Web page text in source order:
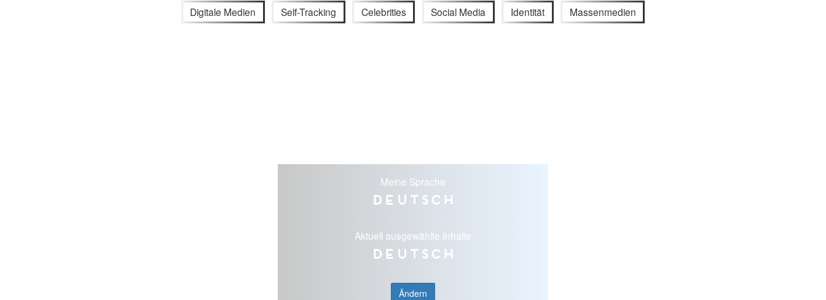
Digitale Medien Self-Tracking Celebrities Social Media Identität Massenmedien
Meine Sprache
Deutsch
Aktuell ausgewählte Inhalte
Deutsch
Ändern